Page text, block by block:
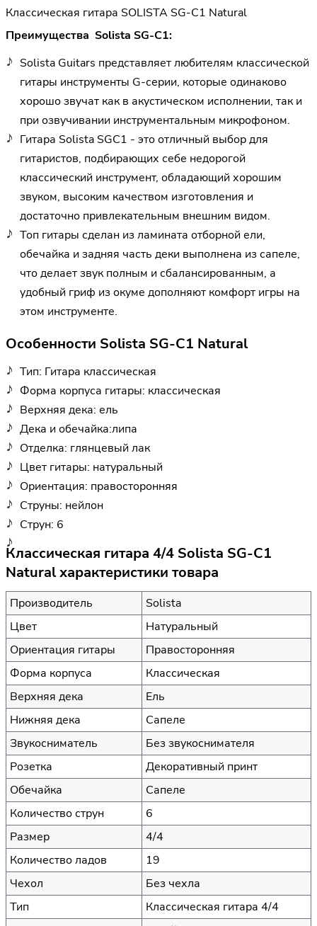
Классическая гитара SOLISTA SG-C1 Natural
Преимущества Solista SG-C1:
Solista Guitars представляет любителям классической
гитары инструменты G-серии, которые одинаково
хорошо звучат как в акустическом исполнении, так и
при озвучивании инструментальным микрофоном.
Гитара Solista SGC1 - это отличный выбор для
гитаристов, подбирающих себе недорогой
классический инструмент, обладающий хорошим
звуком, высоким качеством изготовления и
достаточно привлекательным внешним видом.
Топ гитары сделан из ламината отборной ели,
обечайка и задняя часть деки выполнена из сапеле,
что делает звук полным и сбалансированным, а
удобный гриф из окуме дополняют комфорт игры на
этом инструменте.
Особенности Solista SG-C1 Natural
Тип: Гитара классическая
Форма корпуса гитары: классическая
Верхняя дека: ель
Дека и обечайка:липа
Отделка: глянцевый лак
Цвет гитары: натуральный
Ориентация: правосторонняя
Струны: нейлон
Струн: 6
Классическая гитара 4/4 Solista SG-C1
Natural характеристики товара
Производитель
Solista
Цвет
Натуральный
Ориентация гитары
Правосторонняя
Форма корпуса
Классическая
Верхняя дека
Ель
Нижняя дека
Сапеле
Звукосниматель
Без звукоснимателя
Розетка
Декоративный принт
Обечайка
Сапеле
Количество струн
6
Размер
4/4
Количество ладов
19
Чехол
Без чехла
Тип
Классическая гитара 4/4